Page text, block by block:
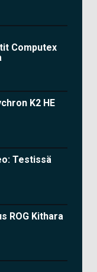
Computex
K2 HE
Testissä
ROG Kithara